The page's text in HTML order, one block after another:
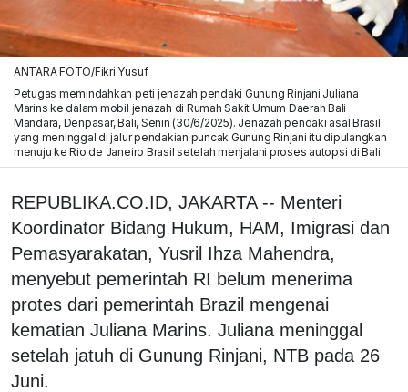
ANTARA FOTO/Fikri Yusuf
Petugas memindahkan peti jenazah pendaki Gunung Rinjani Juliana
Marins ke dalam mobil jenazah di Rumah Sakit Umum Daerah Bali
Mandara, Denpasar, Bali, Senin (30/6/2025). Jenazah pendaki asal Brasil
yang meninggal di jalur pendakian puncak Gunung Rinjani itu dipulangkan
menuju ke Rio de Janeiro Brasil setelah menjalani proses autopsi di Bali.
REPUBLIKA.CO.ID, JAKARTA -- Menteri
Koordinator Bidang Hukum, HAM, Imigrasi dan
Pemasyarakatan, Yusril Ihza Mahendra,
menyebut pemerintah RI belum menerima
protes dari pemerintah Brazil mengenai
kematian Juliana Marins. Juliana meninggal
setelah jatuh di Gunung Rinjani, NTB pada 26
Juni.